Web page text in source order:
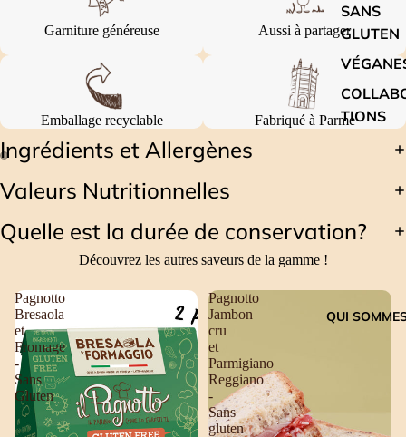
SANS
GLUTEN
TIONS
QUI
Garniture généreuse Aussi à partager
Emballage recyclable Fabriqué à Parme
Ingrédients et Allergènes
Valeurs Nutritionnelles
Quelle est la durée de conservation?
Découvrez les autres saveurs de la gamme !
Pagnotto
Bresaola
et
Fromage
-
Sans
Gluten
Pagnotto
Jambon
cru
et
Parmigiano
Reggiano
-
Sans
gluten